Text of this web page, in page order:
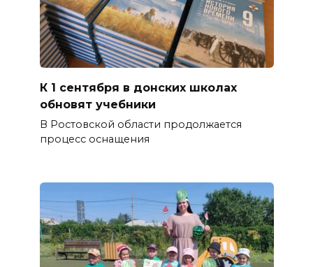
К 1 сентября в донских школах
обновят учебники
В Ростовской области продолжается
процесс оснащения